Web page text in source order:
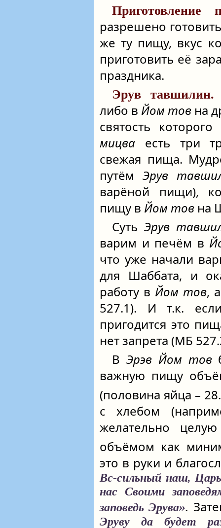
Приготовление
разрешено
же ту пищу, вкус
приготовить её
праздника.
Эрув тавшилин.
либо в Йом тов на
святость
мицва есть три
свежая пища.
путёмЭрув
варёной пищи),
пищу в Йом тов на
Суть Эрув
варим и печём в
что уже начали
для Шаббата, и
работу в Йом тов,
527.1). И т.к.
пригодится это
нет запрета (МБ
В Эрэв Йом тов
важную пищу
(половина яйца –
с хлебом
желательно
объёмом как
это в руки и
Вс‑сильный наш,
нас Своими
заповедь Эрува».
Эруву да будет